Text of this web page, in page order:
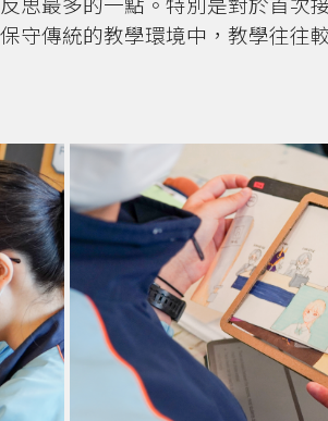
思最多的一點。特別是對於首次
守傳統的教學環境中，教學往往